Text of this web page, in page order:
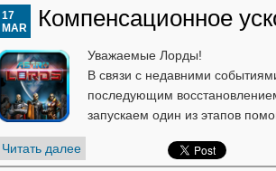
Компенсационное
17
MAR
Уважаемые Лорды!
В связи с недавними
последующим
запускаем один из этапов
Читать далее